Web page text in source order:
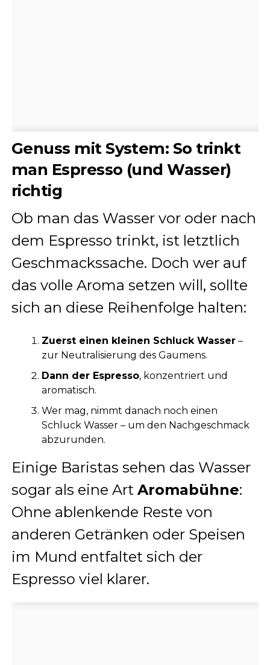
Genuss mit System: So trinkt
man Espresso (und Wasser)
richtig
Ob man das Wasser vor oder nach
dem Espresso trinkt, ist letztlich
Geschmackssache. Doch wer auf
das volle Aroma setzen will, sollte
sich an diese Reihenfolge halten:
Zuerst einen kleinen Schluck Wasser–
zur Neutralisierung des Gaumens.
Dann der Espresso, konzentriert und
aromatisch.
Wer mag, nimmt danach noch einen
Schluck Wasser – um den Nachgeschmack
abzurunden.
Einige Baristas sehen das Wasser
sogar als eine Art Aromabühne:
Ohne ablenkende Reste von
anderen Getränken oder Speisen
im Mund entfaltet sich der
Espresso viel klarer.